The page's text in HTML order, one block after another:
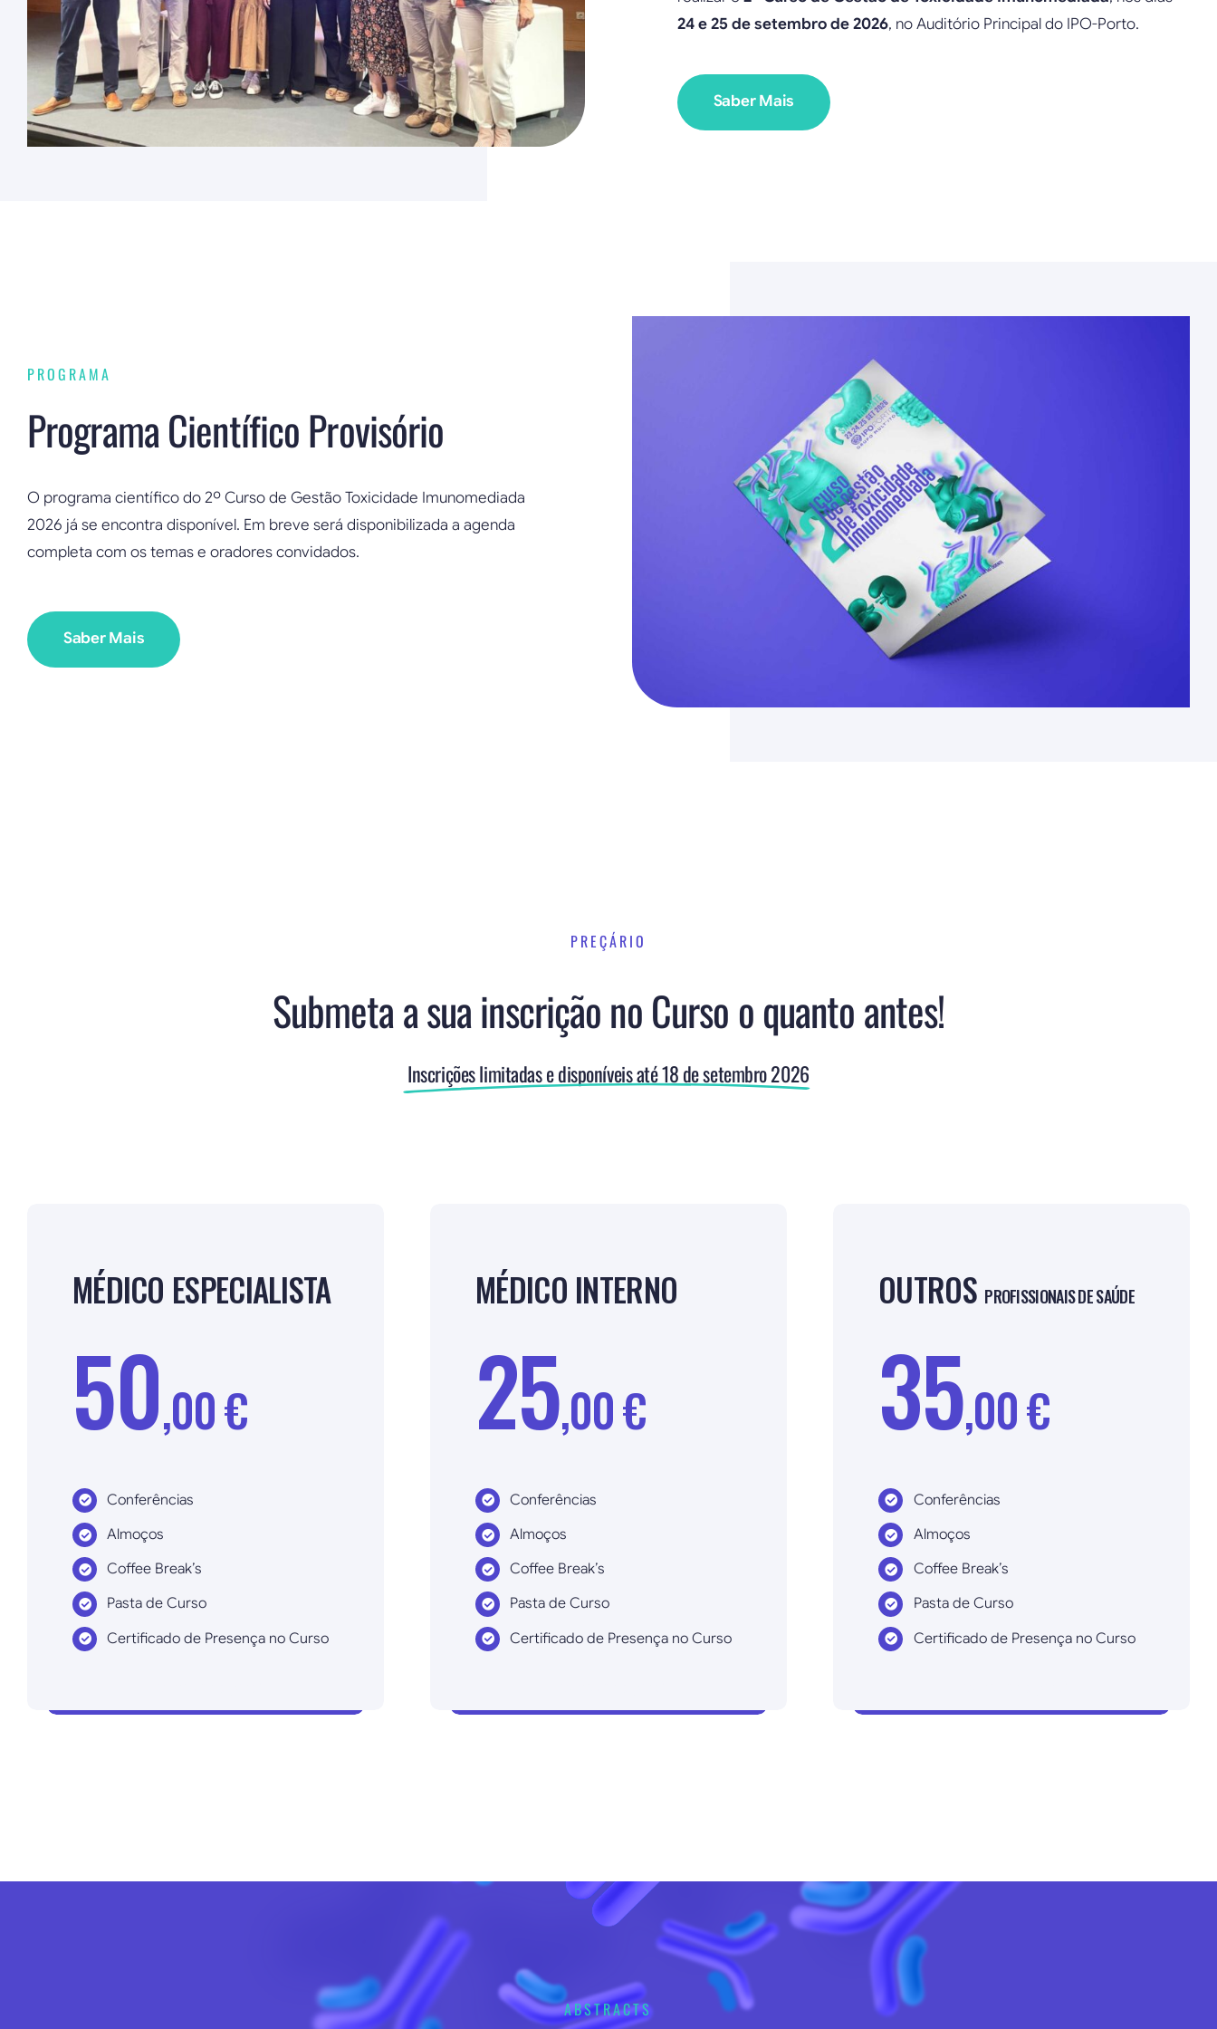
24 e 25 de setembro de 2026, no Auditório Principal do IPO-Porto.
Saber Mais
PROGRAMA
Programa Científico Provisório
O programa científico do 2º Curso de Gestão Toxicidade Imunomediada
2026 já se encontra disponível. Em breve será disponibilizada a agenda
completa com os temas e oradores convidados.
Saber Mais
PREÇÁRIO
Submeta a sua inscrição no Curso o quanto antes!
Inscrições limitadas e disponíveis até 18 de setembro 2026
MÉDICO ESPECIALISTA
50,00 €
Conferências
Almoços
Coffee Break’s
Pasta de Curso
Certificado de Presença no Curso
MÉDICO INTERNO
25,00 €
Conferências
Almoços
Coffee Break’s
Pasta de Curso
Certificado de Presença no Curso
OUTROS PROFISSIONAIS DE SAÚDE
35,00 €
Conferências
Almoços
Coffee Break’s
Pasta de Curso
Certificado de Presença no Curso
ABSTRACTS